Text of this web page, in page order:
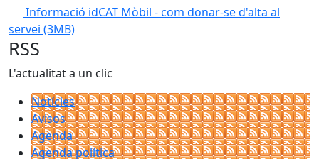
Informació idCAT Mòbil - com donar-se d'alta al
servei (3MB)
RSS
L'actualitat a un clic
Notícies
Avisos
Agenda
Agenda política